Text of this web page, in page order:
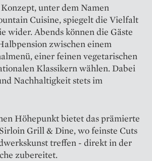
unter dem Namen
Cuisine, spiegelt die Vielfalt
wider. Abends können die Gäste
zwischen einem
einer feinen vegetarischen
Klassikern wählen. Dabei
Nachhaltigkeit stets im
Höhepunkt bietet das prämierte
Grill & Dine, wo feinste Cuts
treffen - direkt in der
zubereitet.